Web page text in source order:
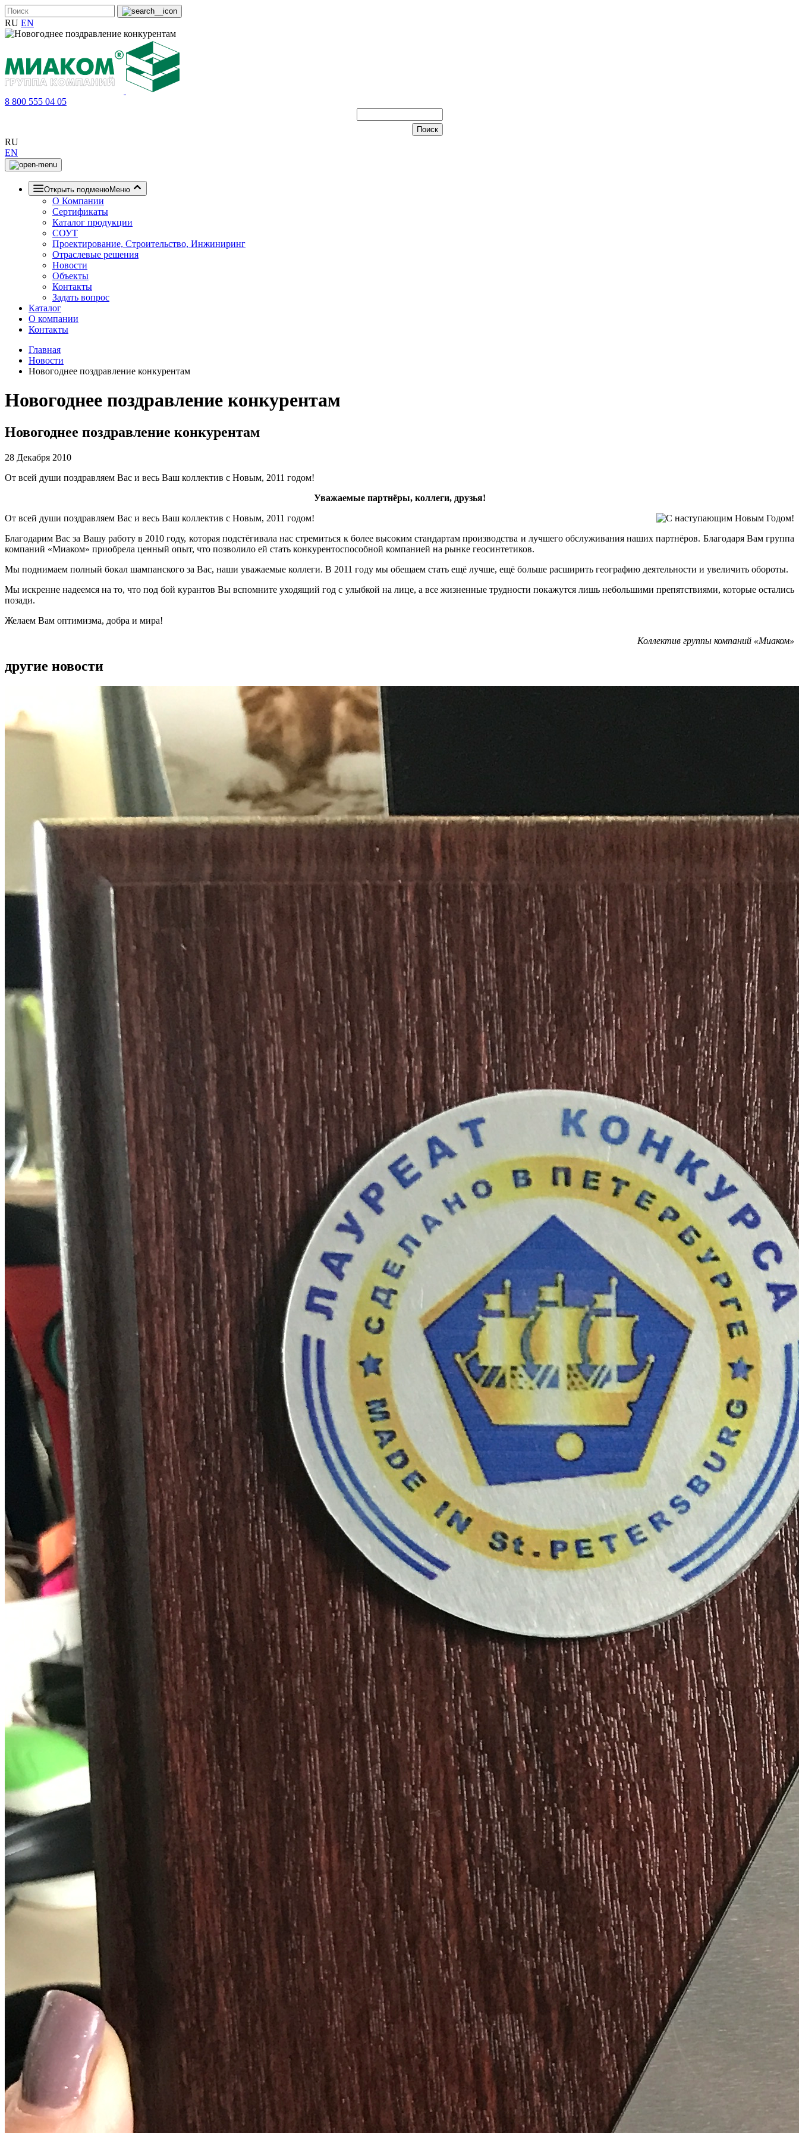
RU EN
8 800 555 04 05
RU
EN
Открыть подменюМеню
О Компании
Сертификаты
Каталог продукции
СОУТ
Проектирование, Строительство, Инжиниринг
Отраслевые решения
Новости
Объекты
Контакты
Задать вопрос
Каталог
О компании
Контакты
Главная
Новости
Новогоднее поздравление конкурентам
Новогоднее поздравление конкурентам
Новогоднее поздравление конкурентам
28 Декабря 2010
От всей души поздравляем Вас и весь Ваш коллектив с Новым, 2011 годом!
Уважаемые партнёры, коллеги, друзья!
От всей души поздравляем Вас и весь Ваш коллектив с Новым, 2011 годом!
Благодарим Вас за Вашу работу в 2010 году, которая подстёгивала нас стремиться к более высоким стандартам производства и лучшего обслуживания наших партнёров. Благодаря Вам группа
компаний «Миаком» приобрела ценный опыт, что позволило ей стать конкурентоспособной компанией на рынке геосинтетиков.
Мы поднимаем полный бокал шампанского за Вас, наши уважаемые коллеги. В 2011 году мы обещаем стать ещё лучше, ещё больше расширить географию деятельности и увеличить обороты.
Мы искренне надеемся на то, что под бой курантов Вы вспомните уходящий год с улыбкой на лице, а все жизненные трудности покажутся лишь небольшими препятствиями, которые остались
позади.
Желаем Вам оптимизма, добра и мира!
Коллектив группы компаний «Миаком»
другие новости